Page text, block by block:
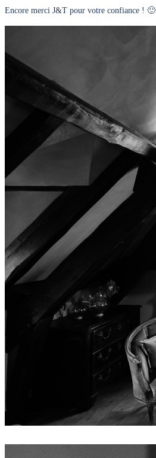
Encore merci J&T pour votre confiance ! 🙂